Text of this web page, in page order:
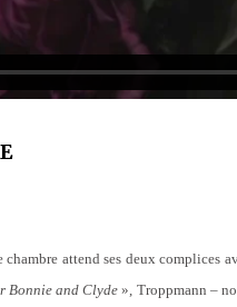
chambre attend ses deux complices
Bonnie and Clyde», Troppmann –